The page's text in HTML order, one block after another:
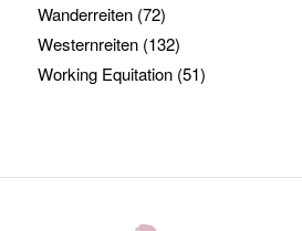
Wanderreiten(72)
Westernreiten(132)
Working Equitation(51)